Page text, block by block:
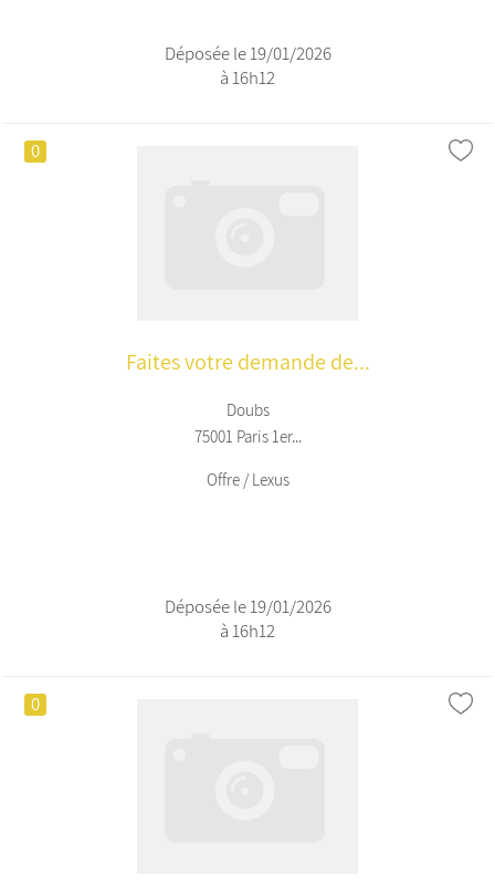
Déposée le 19/01/2026
à 16h12
0
Faites votre demande de...
Doubs
75001 Paris 1er...
Offre / Lexus
Déposée le 19/01/2026
à 16h12
0